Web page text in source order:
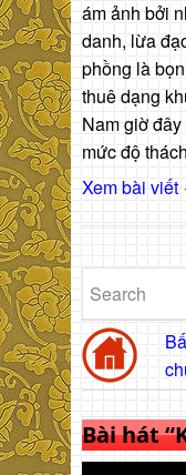
ám ảnh bởi
danh, lừa
phồng là
thuê dạng
Nam giờ
mức độ
Xem bài
Bài hát